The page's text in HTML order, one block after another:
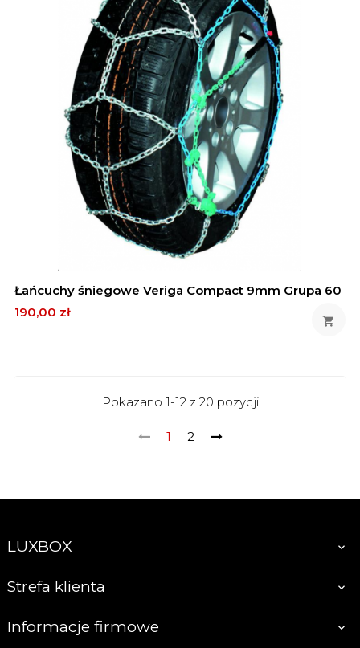
Łańcuchy śniegowe Veriga Compact 9mm Grupa 60
Cena
190,00 zł

Pokazano 1-12 z 20 pozycji
1 2
LUXBOX 
Strefa klienta 
Informacje firmowe 